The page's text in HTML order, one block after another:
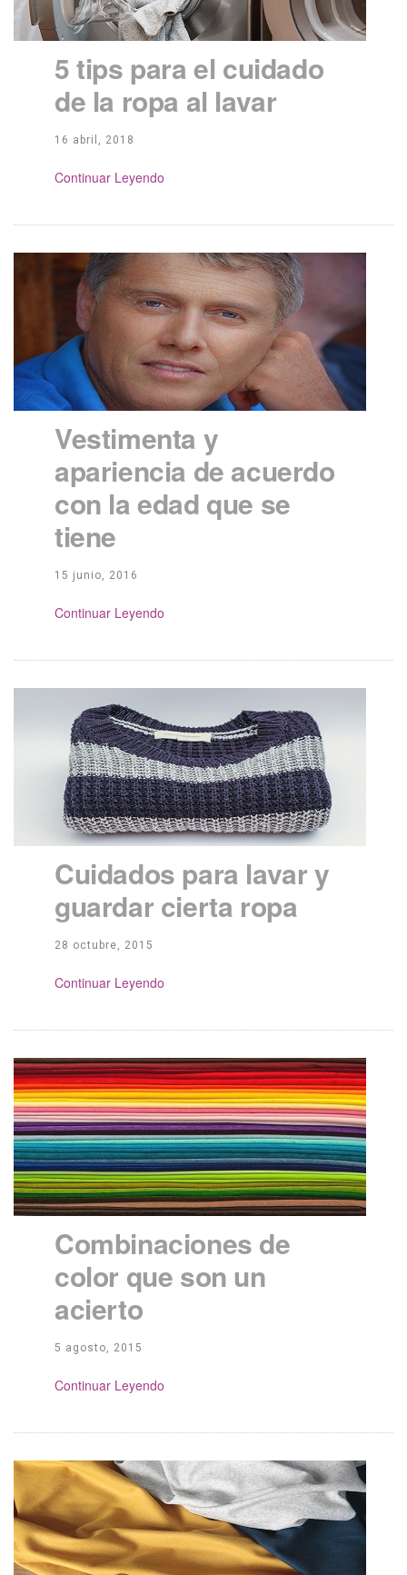
5 tips para el cuidado
de la ropa al lavar
16 abril, 2018
Continue Reading
Vestimenta y
apariencia de acuerdo
con la edad que se
tiene
15 junio, 2016
Continue Reading
Cuidados para lavar y
guardar cierta ropa
28 octubre, 2015
Continue Reading
Combinaciones de
color que son un
acierto
5 agosto, 2015
Continue Reading